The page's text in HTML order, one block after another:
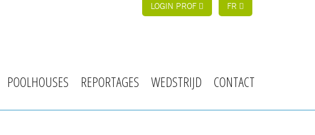
LOGIN PROF FR
POOLHOUSES REPORTAGES WEDSTRIJD CONTACT